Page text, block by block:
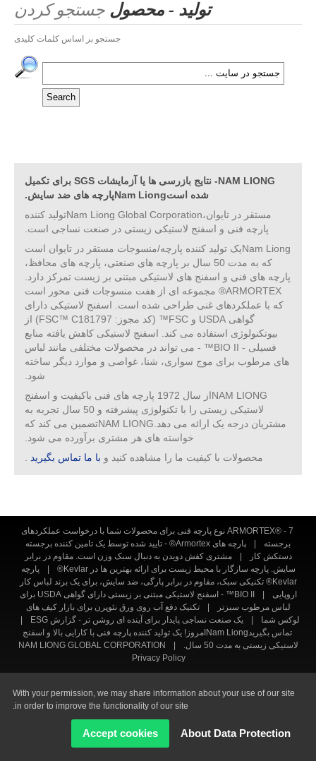
تولید - محصول جستجو کردن
جستجو بر اساس کلمات کلیدی
NAM LIONG- نتایج بازرسی ها یا آزمایشات SGS برای تکمیل
شده استNam Liongپارچه های ضد سایش.
مستقر در تایوان،Nam Liong Global Corporationتولید کننده
پارچه فنی و اسفنج لاستیکی زیستی در صنعت نساجی است.
Nam Liongیک تولید کننده پارچه/منسوجات مستقر در تایوان است
که به مدت 50 سال بر پارچه های صنعتی، پارچه های محافظ،
پارچه های فنی و اسفنج های لاستیکی مبتنی بر زیست تمرکز دارد.
ARMORTEX® مجموعه ای از هفت منسوجات فنی محور است
که با عملکردهای غنی طراحی شده است. اسفنج لاستیکی دارای
گواهی USDA و FSC™ (کد مجوز: FSC™ C181797) از
بیوتکنولوژی استفاده می کند. اسفنج لاستیکی کاهش یافته منابع
فسیلی - BIO II™ - می تواند در محصولات مختلفی مانند لباس
های مرطوب برای موج سواری، شنا، غواصی و موارد دیگر ساخته
شود.
NAM LIONGاز سال 1972 پارچه های فنی باکیفیت و اسفنج
لاستیکی زیستی را با تکنولوژی پیشرفته و 50 سال تجربه به
مشتریان درجه یک ارائه می دهد.NAM LIONGتضمین می کند که
خواسته های هر مشتری برآورده می شود.
محصولات با کیفیت ما را مشاهده کنید و با ما تماس بگیرید
ARMORTEX® - 7 نوع پارچه فنی برای محصولات شما با درخواست عملکردهای
برجسته
پارچه های Armortex® - تایید شده توسط یک تامین کننده برجسته
دستکش کار
مشتری کفش دویدن به دنبال سبک وزن است. مقاوم در برابر
سایش. پارچه سازگار با محیط زیست برای ارائه بهترین ها در Kevlar®
پارچه
Kevlar® تکنیکی سبک، مقاوم در برابر پارگی، ضد سایش، برای یک برند لباس کار
اروپایی
BIO II™ - اسفنج لاستیکی مبتنی بر زیستی دارای گواهی USDA برای
لباس مرطوب سبزتر
تکنیک دفع آب روی ورق نئوپرن برای بازار کیف های
لوکس شما
یک صنعت نساجی پایدار برای آینده ای روشن تر - گزارش ESG
تماس بگیریدNam Liongامروز! یک تولید کننده پارچه فنی با کارایی بالا و اسفنج
لاستیکی زیستی به مدت 50 سال.
NAM LIONG GLOBAL CORPORATION
Privacy Policy
Copyright © 2026 Ready-Market Online Corporation All Rights
Reserved. Powered ByReady-Market Online Corporation
With your permission, we may share information about your use of our site
in order to improve the functionality of our site.
About Data Protection
Accept cookies